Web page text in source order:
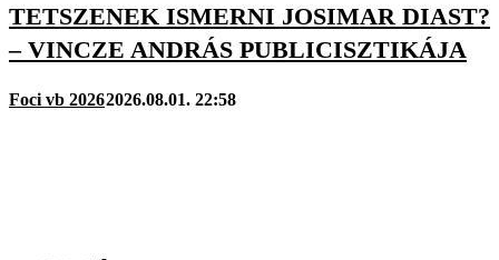
TETSZENEK ISMERNI JOSIMAR DIAST?
– VINCZE ANDRÁS PUBLICISZTIKÁJA
Foci vb 20262026.08.01. 22:58